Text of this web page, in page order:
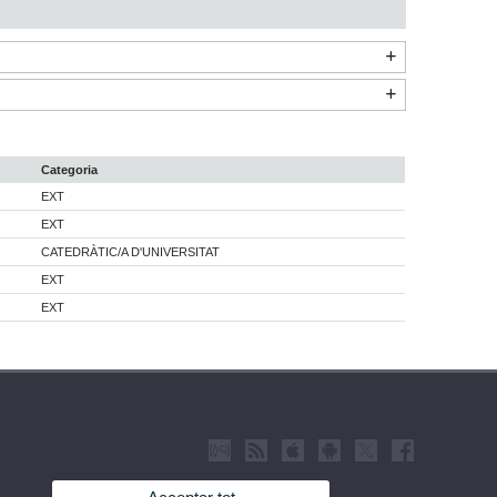
Categoria
EXT
EXT
CATEDRÀTIC/A D'UNIVERSITAT
EXT
EXT